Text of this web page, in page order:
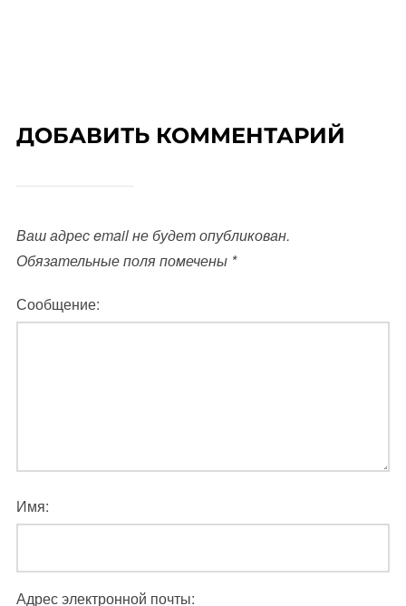
ДОБАВИТЬ КОММЕНТАРИЙ
Ваш адрес email не будет опубликован.
Обязательные поля помечены *
Сообщение:
Имя:
Адрес электронной почты: